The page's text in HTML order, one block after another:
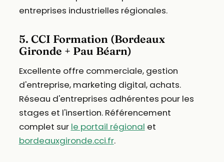
entreprises industrielles régionales.
5. CCI Formation (Bordeaux
Gironde + Pau Béarn)
Excellente offre commerciale, gestion
d'entreprise, marketing digital, achats.
Réseau d'entreprises adhérentes pour les
stages et l'insertion. Référencement
complet sur le portail régional et
bordeauxgironde.cci.fr.